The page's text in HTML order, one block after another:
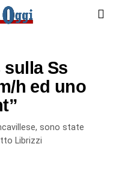
Ss
h ed uno
sono state
Librizzi